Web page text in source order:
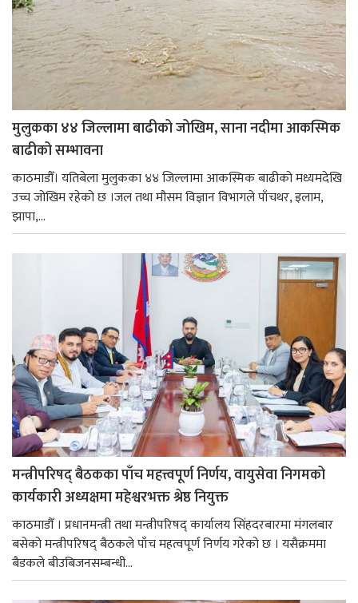
मुलुकका ४४ जिल्लामा बाढीको जोखिम, साना नदीमा आकस्मिक
बाढीको सम्भावना
काठमाडौँ। यतिबेला मुलुकका ४४ जिल्लामा आकस्मिक बाढीको मध्यमदेखि
उच्च जोखिम रहेको छ ।जल तथा मौसम विज्ञान विभागले पाँचथर, इलाम,
झापा,...
मन्त्रीपरिषद् बैठकका पाँच महत्त्वपूर्ण निर्णय, वायुसेवा निगमको
कार्यकारी अध्यक्षमा महेश्वरभक्त श्रेष्ठ नियुक्त
काठमाडौँ । प्रधानमन्त्री तथा मन्त्रीपरिषद् कार्यालय सिंहदरबारमा मंगलबार
बसेको मन्त्रीपरिषद् बैठकले पाँच महत्वपूर्ण निर्णय गरेको छ । यसैक्रममा
बैडकले बीउबिजनसम्बन्धी...